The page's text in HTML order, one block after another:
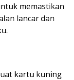
memastikan
lancar dan
kartu kuning